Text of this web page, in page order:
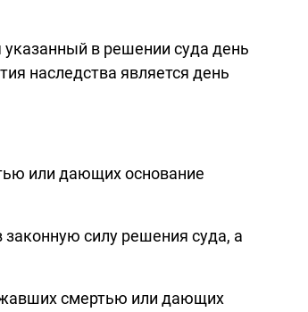
в решении суда день
наследства является день
или дающих основание
силу решения суда, а
смертью или дающих